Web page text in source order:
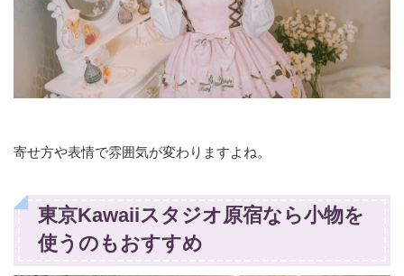
寄せ方や表情で雰囲気が変わりますよね。
東京Kawaiiスタジオ原宿なら小物を
使うのもおすすめ